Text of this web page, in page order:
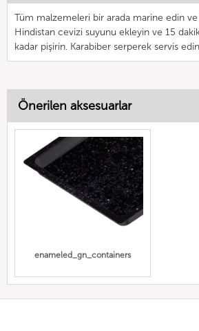
Tüm malzemeleri bir arada marine edin
Hindistan cevizi suyunu ekleyin ve 15
kadar pişirin. Karabiber serperek servis
Önerilen aksesuarlar
enameled_gn_containers